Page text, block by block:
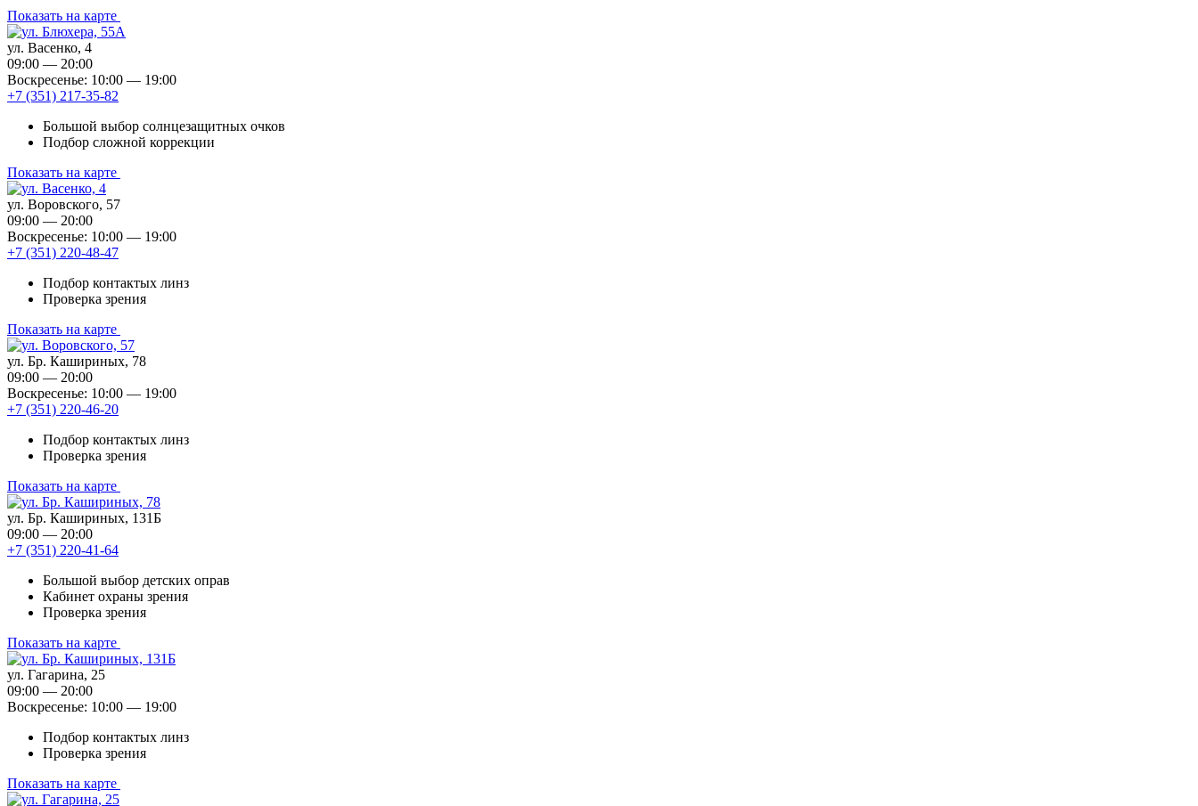
Показать на карте
ул. Васенко, 4
09:00 — 20:00
Воскресенье: 10:00 — 19:00
+7 (351) 217-35-82
Большой выбор солнцезащитных очков
Подбор сложной коррекции
Показать на карте
ул. Воровского, 57
09:00 — 20:00
Воскресенье: 10:00 — 19:00
+7 (351) 220-48-47
Подбор контактых линз
Проверка зрения
Показать на карте
ул. Бр. Кашириных, 78
09:00 — 20:00
Воскресенье: 10:00 — 19:00
+7 (351) 220-46-20
Подбор контактых линз
Проверка зрения
Показать на карте
ул. Бр. Кашириных, 131Б
09:00 — 20:00
+7 (351) 220-41-64
Большой выбор детских оправ
Кабинет охраны зрения
Проверка зрения
Показать на карте
ул. Гагарина, 25
09:00 — 20:00
Воскресенье: 10:00 — 19:00
Подбор контактых линз
Проверка зрения
Показать на карте